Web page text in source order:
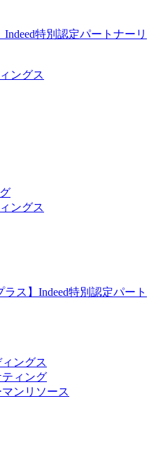
特別認定パートナーリ
ングス
ングス
ス】Indeed特別認定パート
ングス
ィング
ンリソース